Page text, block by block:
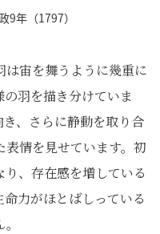
9年（1797）
は宙を舞うように幾重に
羽を描き分けていま
、さらに静動を取り合
情を見せています。初
、存在感を増している
力がほとばしっている